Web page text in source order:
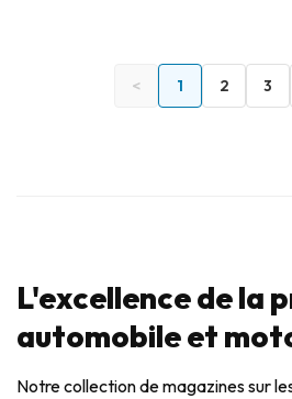
< 1 2 3
L'excellence de la
automobile et
Notre collection de magazines sur